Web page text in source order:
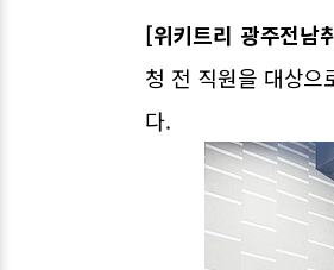
[위키트리 광주전남
청 전 직원을 대상으
다.